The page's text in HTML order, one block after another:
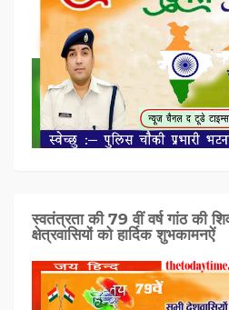
स्वतंत्रता की 79 वीं वर्ष गांठ की
क्षेत्रवासियों को हार्दिक शुभकामनऐं